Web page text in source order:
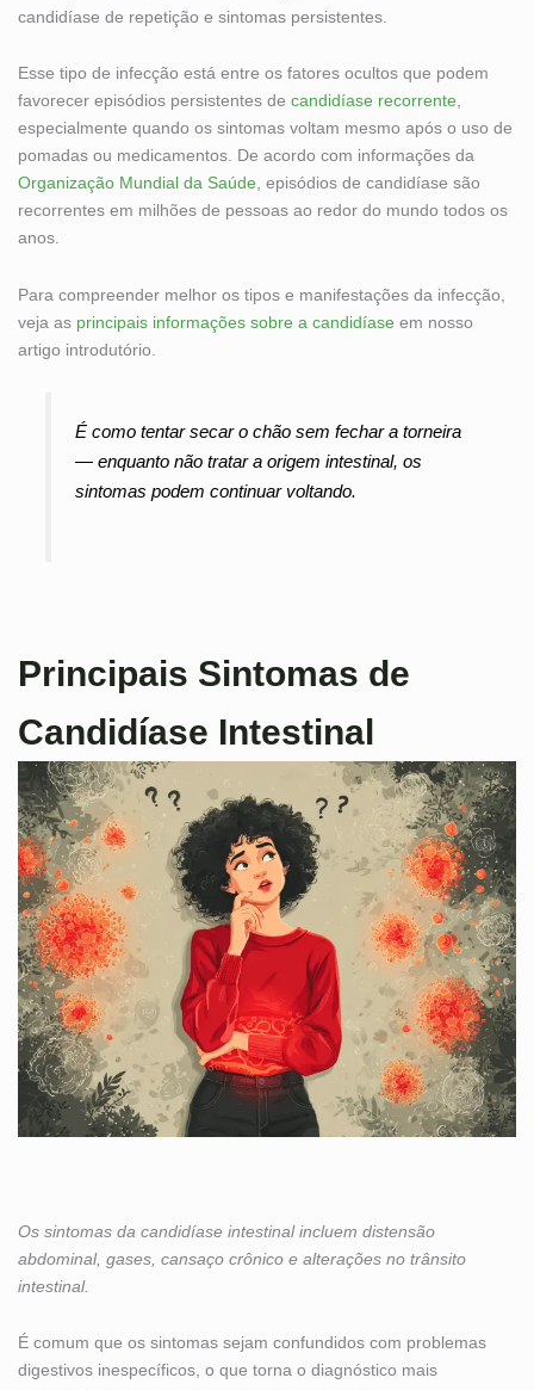
candidíase de repetição e sintomas persistentes.
Esse tipo de infecção está entre os fatores ocultos que podem
favorecer episódios persistentes de candidíase recorrente,
especialmente quando os sintomas voltam mesmo após o uso de
pomadas ou medicamentos. De acordo com informações da
Organização Mundial da Saúde, episódios de candidíase são
recorrentes em milhões de pessoas ao redor do mundo todos os
anos.
Para compreender melhor os tipos e manifestações da infecção,
veja as principais informações sobre a candidíase em nosso
artigo introdutório.
É como tentar secar o chão sem fechar a torneira
— enquanto não tratar a origem intestinal, os
sintomas podem continuar voltando.
Principais Sintomas de
Candidíase Intestinal
Os sintomas da candidíase intestinal incluem distensão
abdominal, gases, cansaço crônico e alterações no trânsito
intestinal.
É comum que os sintomas sejam confundidos com problemas
digestivos inespecíficos, o que torna o diagnóstico mais